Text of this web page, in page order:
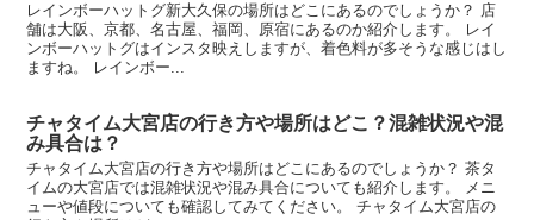
レインボーハットグ新大久保の場所はどこにあるのでしょうか？ 店
舗は大阪、京都、名古屋、福岡、原宿にあるのか紹介します。 レイ
ンボーハットグはインスタ映えしますが、着色料が多そうな感じはし
ますね。 レインボー...
チャタイム大宮店の行き方や場所はどこ？混雑状況や混
み具合は？
チャタイム大宮店の行き方や場所はどこにあるのでしょうか？ 茶タ
イムの大宮店では混雑状況や混み具合についても紹介します。 メニ
ューや値段についても確認してみてください。 チャタイム大宮店の